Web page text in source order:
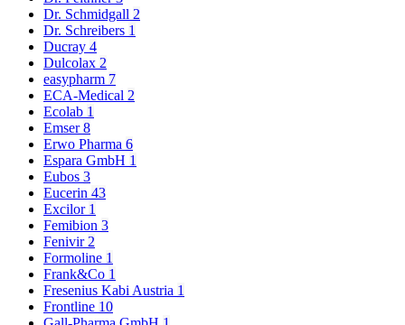
Dr. Schmidgall 2
Dr. Schreibers 1
Ducray 4
Dulcolax 2
easypharm 7
ECA-Medical 2
Ecolab 1
Emser8
Erwo Pharma 6
Espara GmbH 1
Eubos 3
Eucerin 43
Excilor 1
Femibion 3
Fenivir 2
Formoline 1
Frank&Co 1
Fresenius Kabi Austria 1
Frontline 10